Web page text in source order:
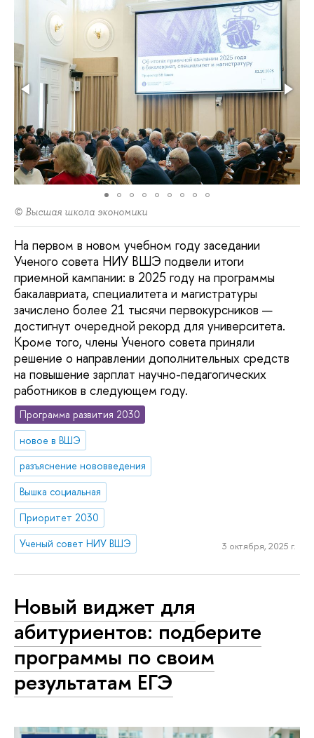
© Высшая школа экономики
На первом в новом учебном году заседании
Ученого совета НИУ ВШЭ подвели итоги
приемной кампании: в 2025 году на программы
бакалавриата, специалитета и магистратуры
зачислено более 21 тысячи первокурсников —
достигнут очередной рекорд для университета.
Кроме того, члены Ученого совета приняли
решение о направлении дополнительных средств
на повышение зарплат научно-педагогических
работников в следующем году.
Программа развития 2030
новое в ВШЭ
разъяснение нововведения
Вышка социальная
Приоритет 2030
Ученый совет НИУ ВШЭ
3 октября, 2025 г.
Новый виджет для
абитуриентов: подберите
программы по своим
результатам ЕГЭ